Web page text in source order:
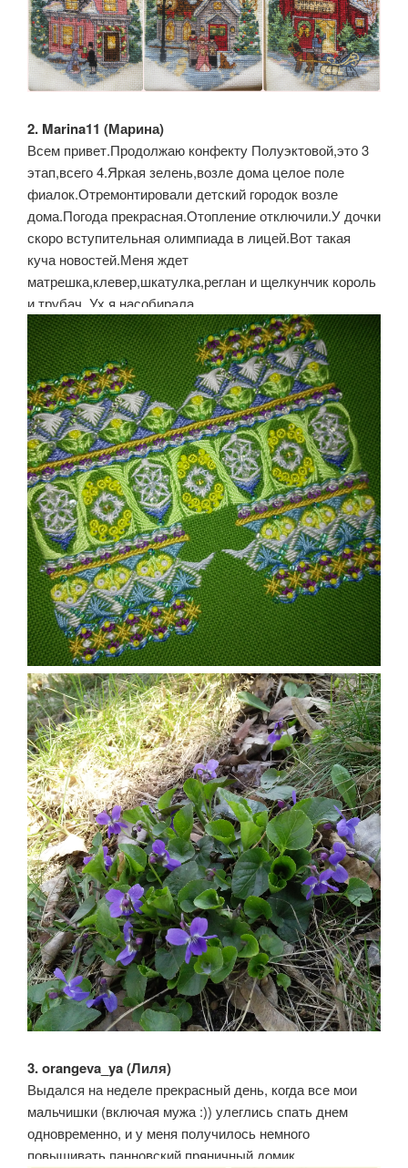
2. Marina11 (Марина)
Всем привет.Продолжаю конфекту Полуэктовой,это 3
этап,всего 4.Яркая зелень,возле дома целое поле
фиалок.Отремонтировали детский городок возле
дома.Погода прекрасная.Отопление отключили.У дочки
скоро вступительная олимпиада в лицей.Вот такая
куча новостей.Меня ждет
матрешка,клевер,шкатулка,реглан и щелкунчик король
и трубач .Ух я насобирала
3. orangeva_ya (Лиля)
Выдался на неделе прекрасный день, когда все мои
мальчишки (включая мужа :)) улеглись спать днем
одновременно, и у меня получилось немного
повышивать панновский пряничный домик.